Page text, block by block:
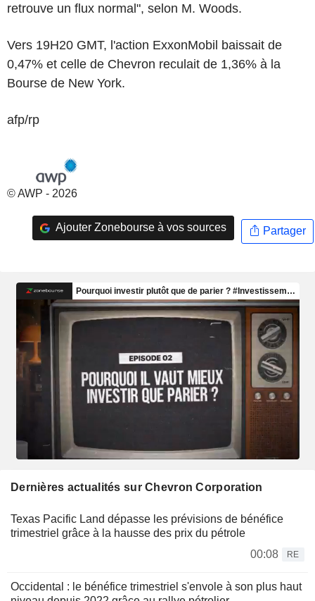
retrouve un flux normal", selon M. Woods.
Vers 19H20 GMT, l'action ExxonMobil baissait de
0,47% et celle de Chevron reculait de 1,36% à la
Bourse de New York.
afp/rp
© AWP - 2026
Ajouter Zonebourse à vos sources Partager
Dernières actualités sur Chevron Corporation
Texas Pacific Land dépasse les prévisions de bénéfice
trimestriel grâce à la hausse des prix du pétrole
00:08
RE
Occidental : le bénéfice trimestriel s'envole à son plus haut